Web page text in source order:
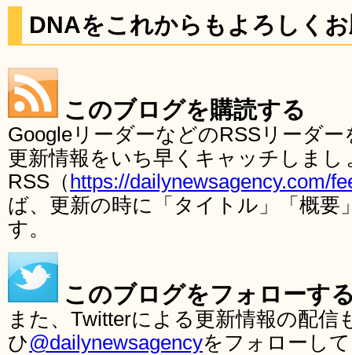
DNAをこれからもよろしく
このブログを購読する
GoogleリーダーなどのRSSリーダ
更新情報をいち早くキャッチしま
RSS（ https://dailynewsagency.com/
ば、更新の時に「タイトル」「概要
す。
このブログをフォローす
また、Twitterによる更新情報の配
ひ@dailynewsagencyをフォローし